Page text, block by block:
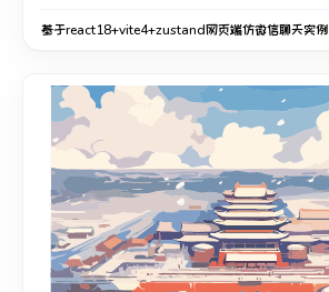
基于react18+vite4+zustand网页端仿微信聊天实例